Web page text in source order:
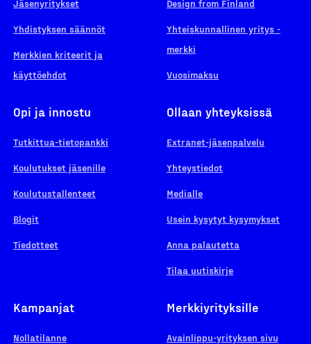
Jäsenyritykset
Yhdistyksen säännöt
Merkkien kriteerit ja
käyttöehdot
Design from Finland
Yhteiskunnallinen yritys -
merkki
Vuosimaksu
Opi ja innostu
Tutkittua-tietopankki
Koulutukset jäsenille
Koulutustallenteet
Blogit
Tiedotteet
Ollaan yhteyksissä
Extranet-jäsenpalvelu
Yhteystiedot
Medialle
Usein kysytyt kysymykset
Anna palautetta
Tilaa uutiskirje
Kampanjat
Nollatilanne
Merkkiyrityksille
Avainlippu-yrityksen sivu